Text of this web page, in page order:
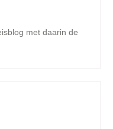
met daarin de